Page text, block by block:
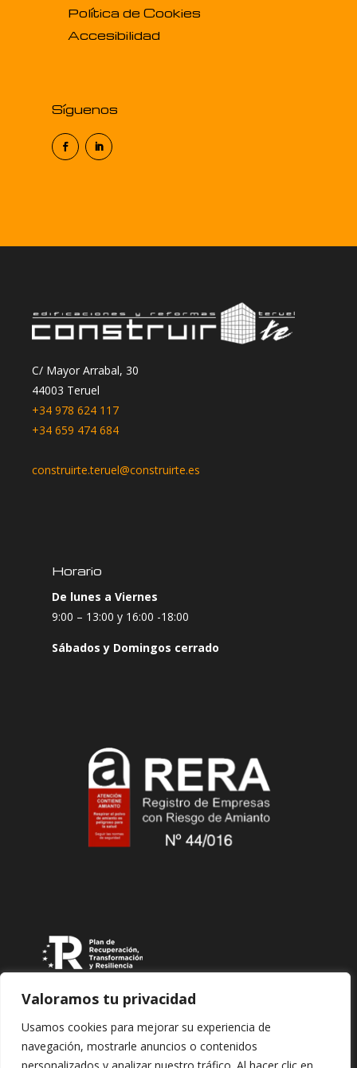
Valoramos tu privacidad
Usamos cookies para mejorar su experiencia de
navegación, mostrarle anuncios o contenidos
Política de Cookies
Accesibilidad
Síguenos
C/ Mayor Arrabal, 30
44003 Teruel
+34 978 624 117
+34 659 474 684
construirte.teruel@construirte.es
Horario
De lunes a Viernes
9:00 – 13:00 y 16:00 -18:00
Sábados y Domingos cerrado